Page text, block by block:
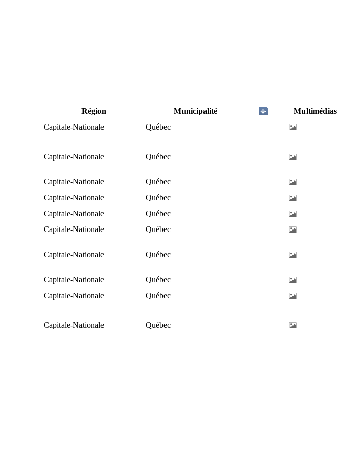
Région Municipalité
Multimédias
Capitale-Nationale
Québec
Capitale-Nationale Québec
Capitale-Nationale
Québec
Capitale-Nationale
Québec
Capitale-Nationale
Québec
Capitale-Nationale
Québec
Capitale-Nationale Québec
Capitale-Nationale
Québec
Capitale-Nationale
Québec
Capitale-Nationale Québec